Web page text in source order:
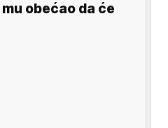
obećao da će